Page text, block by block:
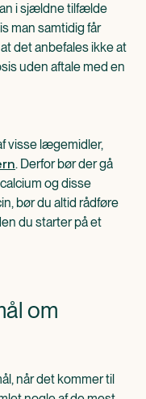
i sjældne tilfælde
man samtidig får
det anbefales ikke at
uden aftale med en
visse lægemidler,
. Derfor bør der gå
og disse
bør du altid rådføre
du starter på et
om
når det kommer til